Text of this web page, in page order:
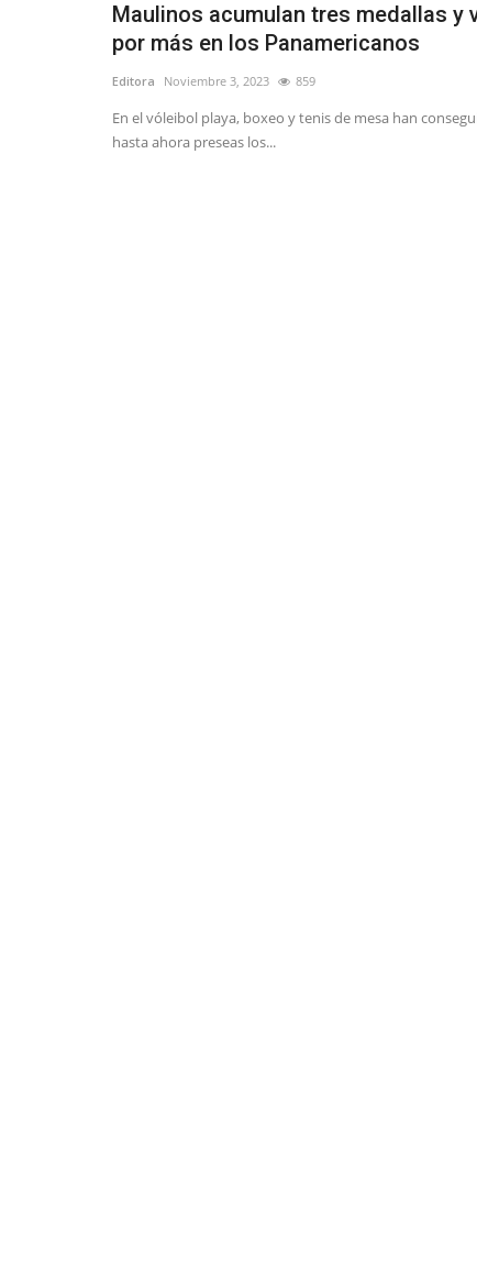
Maulinos acumulan tres medallas y
por más en los Panamericanos
Editora Noviembre 3, 2023 859
En el vóleibol playa, boxeo y tenis de mesa han
hasta ahora preseas los...